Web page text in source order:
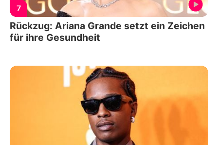
7
Rückzug: Ariana Grande setzt ein Zeichen
für ihre Gesundheit